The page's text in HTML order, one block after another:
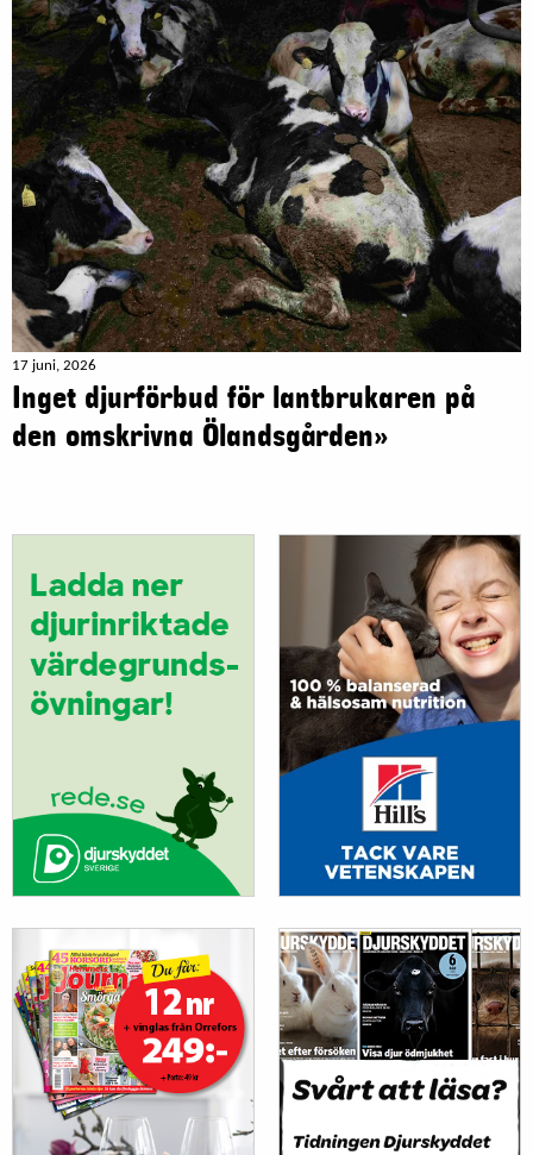
17 juni, 2026
Inget djurförbud för lantbrukaren på
den omskrivna Ölandsgården»